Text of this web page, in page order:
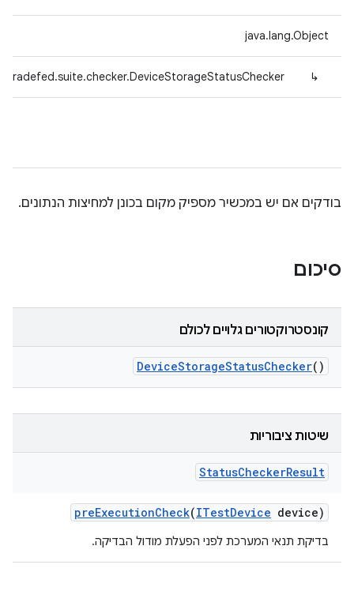
java.lang.Object
↳
בודקים אם יש במכשיר מספיק מקום בכונן למחיצות הנתונים.
סיכום
קונסטרוקטורים גלויים לכולם
DeviceStorageStatusChecker()
שיטות ציבוריות
StatusCheckerResult
preExecutionCheck(ITestDevice device)
בדיקת תנאי המערכת לפני הפעלת מודול הבדיקה.